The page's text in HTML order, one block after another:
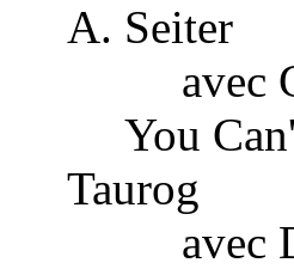
A. Seiter
avec
You
Taurog
avec